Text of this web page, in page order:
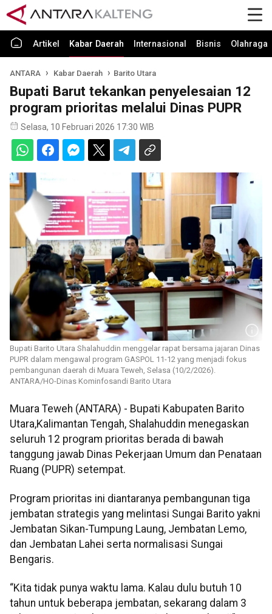
Artikel Kabar Daerah Internasional Bisnis Olahraga
ANTARA Kabar Daerah Barito Utara
Bupati Barut tekankan penyelesaian 12
program prioritas melalui Dinas PUPR
Selasa, 10 Februari 2026 17:30 WIB
Bupati Barito Utara Shalahuddin menggelar rapat bersama jajaran Dinas
PUPR dalam mengawal program GASPOL 11-12 yang menjadi fokus
pembangunan daerah di Muara Teweh, Selasa (10/2/2026).
ANTARA/HO-Dinas Kominfosandi Barito Utara
Muara Teweh (ANTARA) - Bupati Kabupaten Barito
Utara,Kalimantan Tengah, Shalahuddin menegaskan
seluruh 12 program prioritas berada di bawah
tanggung jawab Dinas Pekerjaan Umum dan Penataan
Ruang (PUPR) setempat.
Program prioritas ini diantaranya pembangunan tiga
jembatan strategis yang melintasi Sungai Barito yakni
Jembatan Sikan-Tumpung Laung, Jembatan Lemo,
dan Jembatan Lahei serta normalisasi Sungai
Bengaris.
“Kita tidak punya waktu lama. Kalau dulu butuh 10
tahun untuk beberapa jembatan, sekarang dalam 3